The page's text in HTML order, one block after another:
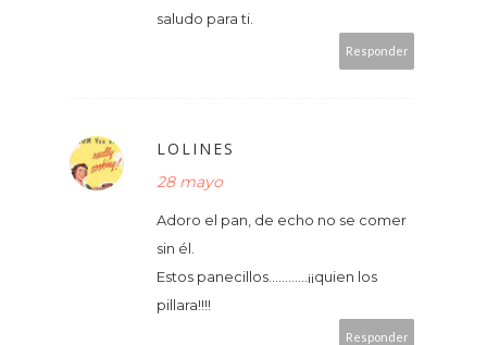
saludo para ti.
Responder
LOLINES
28 mayo
Adoro el pan, de echo no se comer
sin él.
Estos panecillos............¡¡quien los
pillara!!!!
Responder